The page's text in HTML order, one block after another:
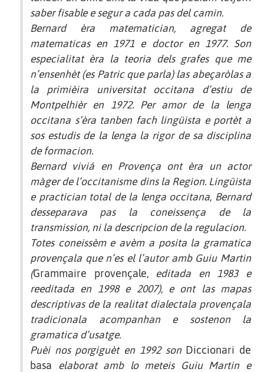
saber fisable e segur a cada pas del camin.
Bernard èra matematician, agregat de
matematicas en 1971 e doctor en 1977. Son
especialitat èra la teoria dels grafes que me
n’ensenhèt (es Patric que parla) las abeçaròlas a
la primièira universitat occitana d’estiu de
Montpelhièr en 1972. Per amor de la lenga
occitana s’èra tanben fach lingüista e portèt a
sos estudis de la lenga la rigor de sa disciplina
de formacion.
Bernard viviá en Provença ont èra un actor
màger de l’occitanisme dins la Region. Lingüista
e practician total de la lenga occitana, Bernard
desseparava pas la coneissença de la
transmission, ni la descripcion de la regulacion.
Totes coneissèm e avèm a posita la gramatica
provençala que n’es el l’autor amb Guiu Martin
(Grammaire provençale, editada en 1983 e
reeditada en 1998 e 2007), e ont las mapas
descriptivas de la realitat dialectala provençala
tradicionala acompanhan e sostenon la
gramatica d’usatge.
Puèi nos porgiguèt en 1992 son Diccionari de
basa elaborat amb lo meteis Guiu Martin e